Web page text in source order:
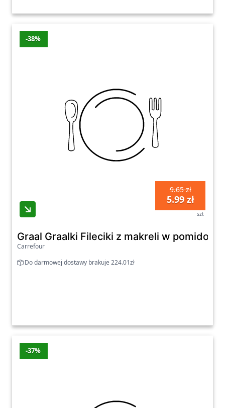
-38%
9.65 zł
5.99 zł
szt
Graal Graalki Fileciki z makreli w
Carrefour
Do darmowej dostawy brakuje 224.01zł
-37%